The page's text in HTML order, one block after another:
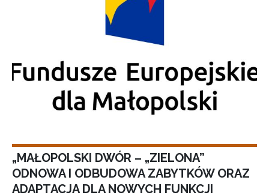
„MAŁOPOLSKI DWÓR – „ZIELONA”
ODNOWA I ODBUDOWA ZABYTKÓW ORAZ
ADAPTACJA DLA NOWYCH FUNKCJI